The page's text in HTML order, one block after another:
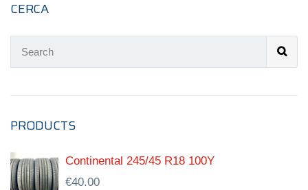
CERCA
PRODUCTS
Continental 245/45 R18 100Y
€40.00